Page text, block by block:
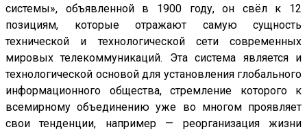
системы», объявленной в 1900 году, он свёл к 12
позициям, которые отражают самую сущность
технической и технологической сети современных
мировых телекоммуникаций. Эта система является и
технологической основой для установления глобального
информационного общества, стремление которого к
всемирному объединению уже во многом проявляет
свои тенденции, например — реорганизация жизни